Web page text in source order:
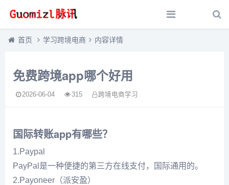
首页 学习跨境电商 内容详情
免费跨境app哪个好用
2026-06-04 315 跨境电商学习
国际转账app有哪些？
1.Paypal
PayPal是一种便捷的第三方在线支付，国际通用的。
2.Payoneer（派安盈）